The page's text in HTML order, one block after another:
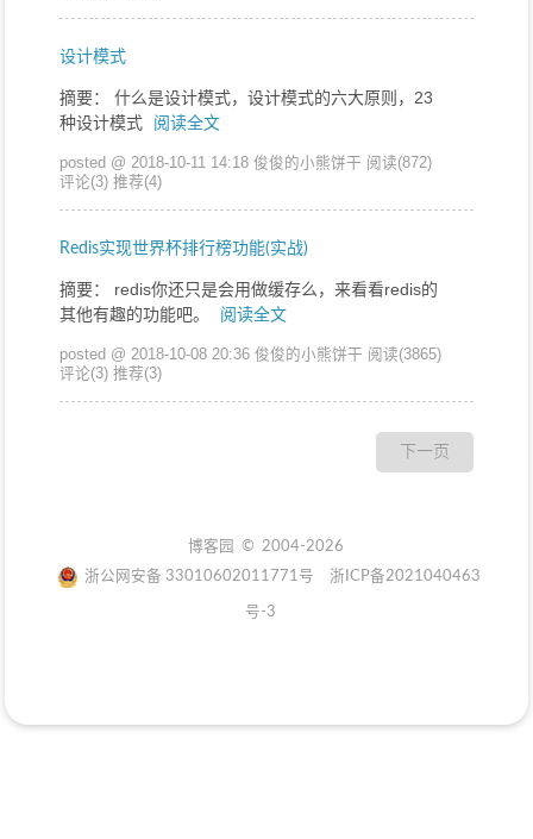
设计模式
摘要： 什么是设计模式，设计模式的六大原则，23
种设计模式
阅读全文
posted @ 2018-10-11 14:18 俊俊的小熊饼干 阅读(872)
评论(3) 推荐(4)
Redis实现世界杯排行榜功能(实战)
摘要： redis你还只是会用做缓存么，来看看redis的
其他有趣的功能吧。
阅读全文
posted @ 2018-10-08 20:36 俊俊的小熊饼干 阅读(3865)
评论(3) 推荐(3)
下一页
博客园 © 2004-2026
浙公网安备 33010602011771号 浙ICP备2021040463
号-3